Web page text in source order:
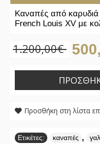
Καναπές από
French Louis XV με
1.200,00€
Προσθήκη στη λίστα
Ετικέτες: καναπές ,